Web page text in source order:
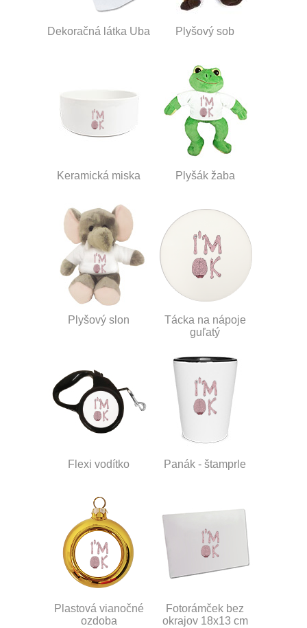
Dekoračná látka Uba Plyšový sob
Keramická miska Plyšák žaba
Plyšový slon
Tácka na nápoje
guľatý
Flexi vodítko Panák - štamprle
Plastová vianočné
ozdoba
Fotorámček bez
okrajov 18x13 cm